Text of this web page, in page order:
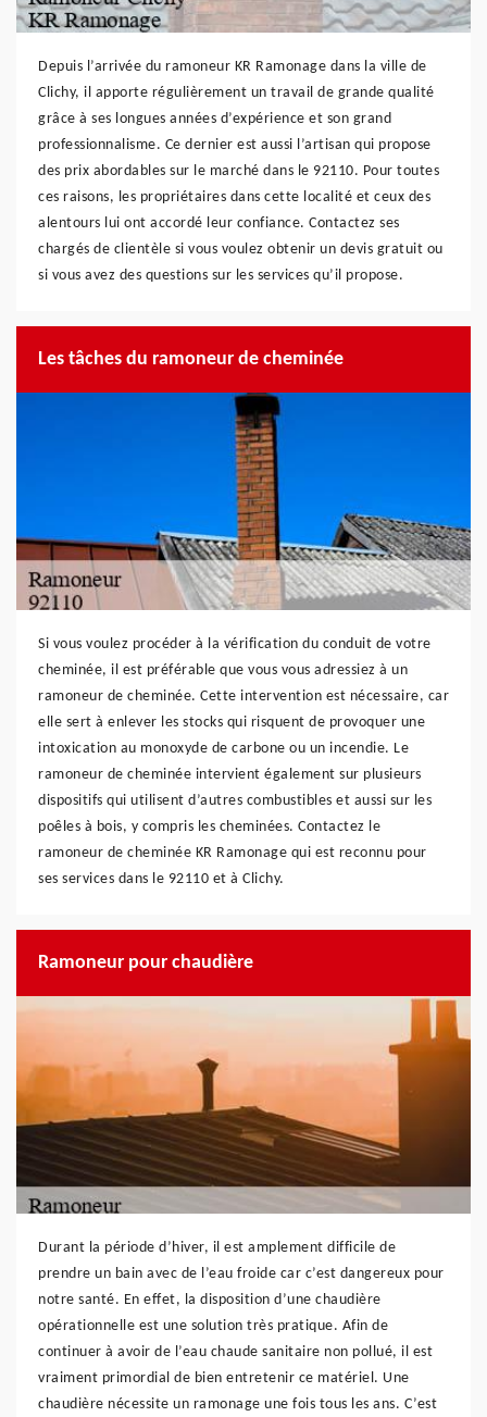
Depuis l’arrivée du ramoneur KR Ramonage dans la ville de
Clichy, il apporte régulièrement un travail de grande qualité
grâce à ses longues années d’expérience et son grand
professionnalisme. Ce dernier est aussi l’artisan qui propose
des prix abordables sur le marché dans le 92110. Pour toutes
ces raisons, les propriétaires dans cette localité et ceux des
alentours lui ont accordé leur confiance. Contactez ses
chargés de clientèle si vous voulez obtenir un devis gratuit ou
si vous avez des questions sur les services qu’il propose.
Les tâches du ramoneur de cheminée
Si vous voulez procéder à la vérification du conduit de votre
cheminée, il est préférable que vous vous adressiez à un
ramoneur de cheminée. Cette intervention est nécessaire, car
elle sert à enlever les stocks qui risquent de provoquer une
intoxication au monoxyde de carbone ou un incendie. Le
ramoneur de cheminée intervient également sur plusieurs
dispositifs qui utilisent d’autres combustibles et aussi sur les
poêles à bois, y compris les cheminées. Contactez le
ramoneur de cheminée KR Ramonage qui est reconnu pour
ses services dans le 92110 et à Clichy.
Ramoneur pour chaudière
Durant la période d’hiver, il est amplement difficile de
prendre un bain avec de l’eau froide car c’est dangereux pour
notre santé. En effet, la disposition d’une chaudière
opérationnelle est une solution très pratique. Afin de
continuer à avoir de l’eau chaude sanitaire non pollué, il est
vraiment primordial de bien entretenir ce matériel. Une
chaudière nécessite un ramonage une fois tous les ans. C’est